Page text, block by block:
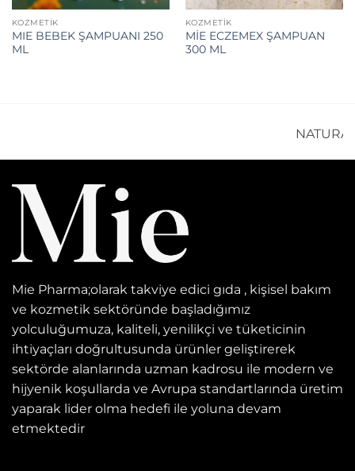
KOZMETİK
MIE BEBEK ŞAMPUANI 250
ML
KOZMETİK
MİE ECZEMEX ŞAMPUAN
300 ML
Mie Pharma;olarak takviye edici gıda , kişisel bakım
ve kozmetik sektöründe başladığımız
yolculuğumuza, kaliteli, yenilikçi ve tüketicinin
ihtiyaçları doğrultusunda ürünler geliştirerek
sektörde alanlarında uzman kadrosu ile modern ve
hijyenik koşullarda ve Avrupa standartlarında üretim
yaparak lider olma hedefi ile yoluna devam
etmektedir